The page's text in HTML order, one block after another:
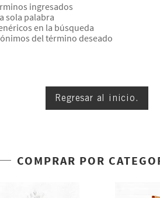
ingresados
sola palabra
en la búsqueda
del término deseado
Regresar al inicio.
COMPRAR POR